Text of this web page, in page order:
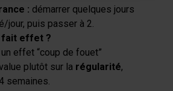
». Vous pouvez modifier ou retirer
à tout moment à partir de la
de personnaliser le contenu
de vous offrir des fonctionnalités
: démarrer quelques jours
jour, puis passer à 2.
fait effet ?
un effet “coup de fouet”
plutôt sur la régularité,
semaines.